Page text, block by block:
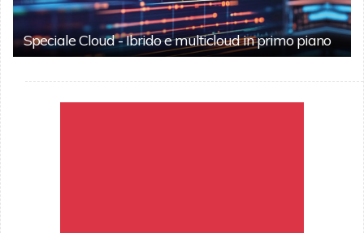
Speciale Cloud - Ibrido e multicloud in primo piano